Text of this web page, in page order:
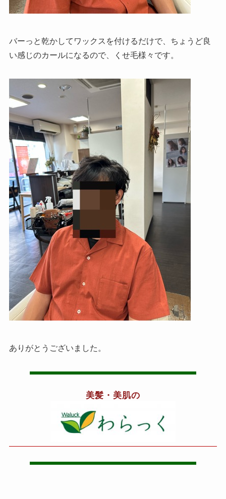
バーっと乾かしてワックスを付けるだけで、ちょうど良
い感じのカールになるので、くせ毛様々です。
ありがとうございました。
美髪・美肌の